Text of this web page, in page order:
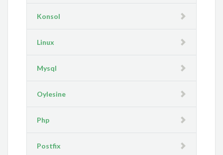
Konsol
Linux
Mysql
Oylesine
Php
Postfix